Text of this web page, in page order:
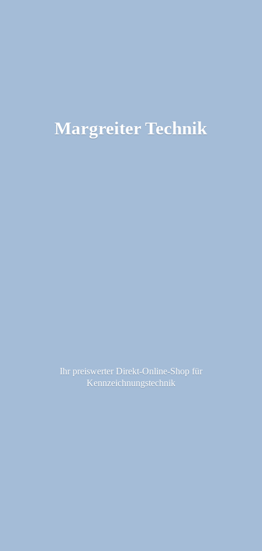
Margreiter Technik
Ihr preiswerter Direkt-Online-Shop für
Kennzeichnungstechnik